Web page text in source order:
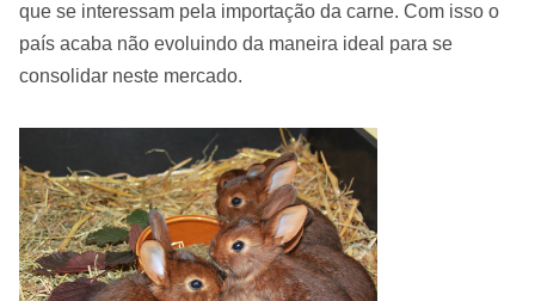
que se interessam pela importação da carne. Com isso o
país acaba não evoluindo da maneira ideal para se
consolidar neste mercado.